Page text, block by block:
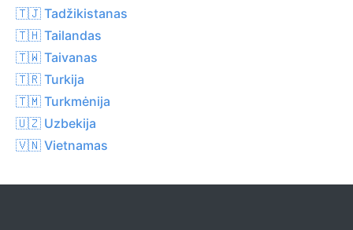
🇹🇯 Tadžikistanas
🇹🇭 Tailandas
🇹🇼 Taivanas
🇹🇷 Turkija
🇹🇲 Turkmėnija
🇺🇿 Uzbekija
🇻🇳 Vietnamas